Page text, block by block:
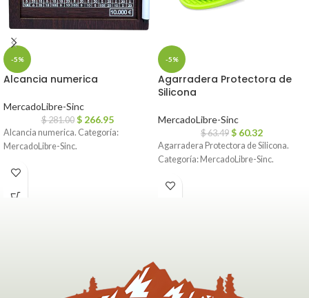
-5%
Alcancia numerica
MercadoLibre-Sinc
$281.00 $ 266.95
Alcancia numerica. Categoría:
MercadoLibre-Sinc.
-5%
Agarradera Protectora de
Silicona
MercadoLibre-Sinc
$63.49 $ 60.32
Agarradera Protectora de Silicona.
Categoría: MercadoLibre-Sinc.